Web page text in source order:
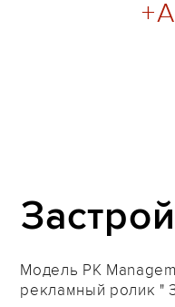
Модель PK
рекламный ролик "